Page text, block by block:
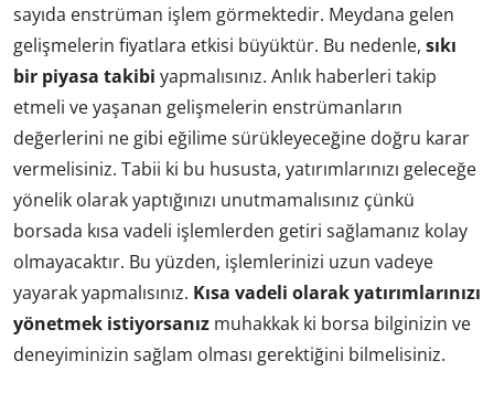
sayıda enstrüman işlem görmektedir. Meydana gelen
gelişmelerin fiyatlara etkisi büyüktür. Bu nedenle, sıkı
bir piyasa takibi yapmalısınız. Anlık haberleri takip
etmeli ve yaşanan gelişmelerin enstrümanların
değerlerini ne gibi eğilime sürükleyeceğine doğru karar
vermelisiniz. Tabii ki bu hususta, yatırımlarınızı geleceğe
yönelik olarak yaptığınızı unutmamalısınız çünkü
borsada kısa vadeli işlemlerden getiri sağlamanız kolay
olmayacaktır. Bu yüzden, işlemlerinizi uzun vadeye
yayarak yapmalısınız. Kısa vadeli olarak yatırımlarınızı
yönetmek istiyorsanız muhakkak ki borsa bilginizin ve
deneyiminizin sağlam olması gerektiğini bilmelisiniz.